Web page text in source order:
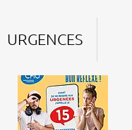
URGENCES